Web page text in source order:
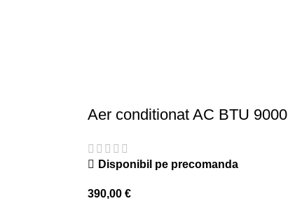
Aer conditionat AC BTU 9000
Disponibil pe precomanda
390,00 €